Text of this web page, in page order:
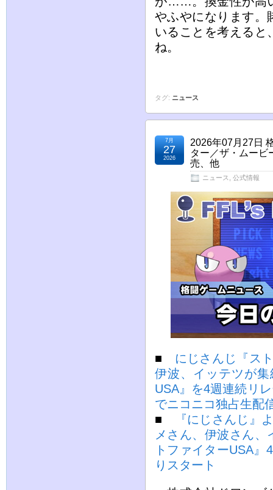
やふやになります。
いることを考えると
ね。
タグ: ニュース
2026年07月27日
ター／ザ・ムービ
売、他
ニュース 公式情報
7月
27
2026
■
にじさんじ『ス
伊波、イッテツが
USA』を4週連続リ
でニコニコ独占生配
■
『にじさんじ』
メさん、伊波さん
トファイターUSA
りスタート